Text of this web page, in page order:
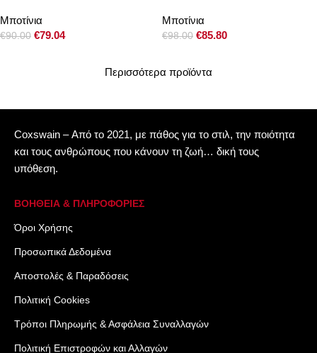
Μποτίνια
€90.00 €79.04
Μποτίνια
€98.00 €85.80
Περισσότερα προϊόντα
Coxswain – Από το 2021, με πάθος για το στιλ, την ποιότητα
και τους ανθρώπους που κάνουν τη ζωή… δική τους
υπόθεση.
ΒΟΗΘΕΙΑ & ΠΛΗΡΟΦΟΡΙΕΣ
Όροι Xρήσης
Προσωπικά Δεδομένα
Αποστολές & Παραδόσεις
Πολιτική Cookies
Τρόποι Πληρωμής & Ασφάλεια Συναλλαγών
Πολιτική Επιστροφών και Αλλαγών